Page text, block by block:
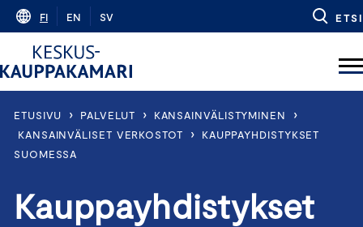
Skip
content
FI EN SV ETSI
ETUSIVU › PALVELUT › KANSAINVÄLISTYMINEN ›
KANSAINVÄLISET VERKOSTOT ›
KAUPPAYHDISTYKSET
SUOMESSA
Kauppayhdistykset